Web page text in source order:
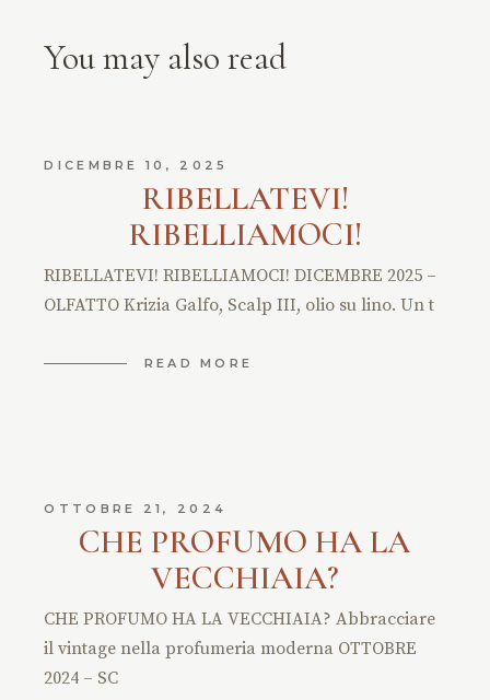
You may also read
DICEMBRE 10, 2025
RIBELLATEVI!
RIBELLIAMOCI!
RIBELLATEVI! RIBELLIAMOCI! DICEMBRE 2025 –
OLFATTO Krizia Galfo, Scalp III, olio su lino. Un t
READ MORE
OTTOBRE 21, 2024
CHE PROFUMO HA LA
VECCHIAIA?
CHE PROFUMO HA LA VECCHIAIA? Abbracciare
il vintage nella profumeria moderna OTTOBRE
2024 – SC